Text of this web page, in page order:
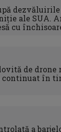
dezvăluirile
ale SUA.
cu
de
continuat în
a